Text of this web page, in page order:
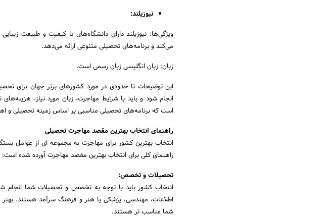
نیوزیلند:
ویژگی‌ها: نیوزیلند دارای دانشگاه‌های با کیفیت و طبیعت
می‌کند و برنامه‌های تحصیلی متنوعی ارائه می‌دهد.
زبان: زبان انگلیسی زبان رسمی است.
این توضیحات تا حدودی در مورد کشورهای برتر جهان برای
انجام شود و باید با شرایط مهاجرت، زبان مورد نیاز،
است که برنامه‌های تحصیلی مناسبی بر اساس زمینه تحصیلی و
راهنمای انتخاب بهترین مقصد مهاجرت تحصیلی
انتخاب بهترین کشور برای مهاجرت به مجموعه ای از عوامل
راهنمای کلی برای انتخاب بهترین مقصد مهاجرت آورده شده است:
تحصیلات و تخصص:
انتخاب کشور باید با توجه به تخصص و تحصیلات شما انجام
اطلاعات، مهندسی، پزشکی یا هنر و فرهنگ سرآمد هستند.
شما مناسب تر هستند.